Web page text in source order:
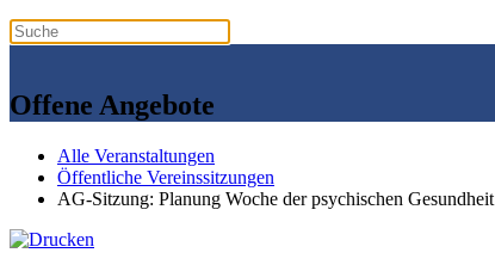
Offene Angebote
Alle Veranstaltungen
Öffentliche Vereinssitzungen
AG-Sitzung: Planung Woche der psychischen Gesundheit